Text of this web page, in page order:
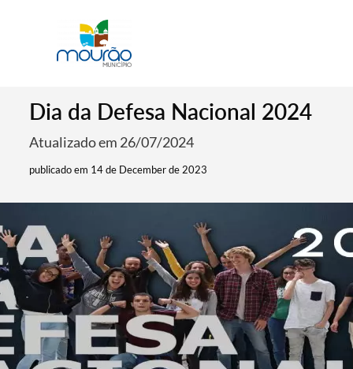
Dia da Defesa Nacional 2024
Atualizado em 26/07/2024
publicado em 14 de December de 2023